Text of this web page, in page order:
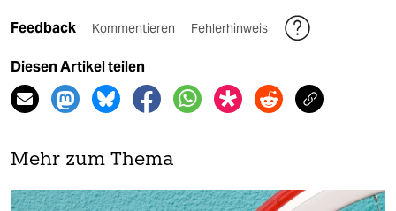
Feedback Kommentieren Fehlerhinweis
Diesen Artikel teilen
Mehr zum Thema